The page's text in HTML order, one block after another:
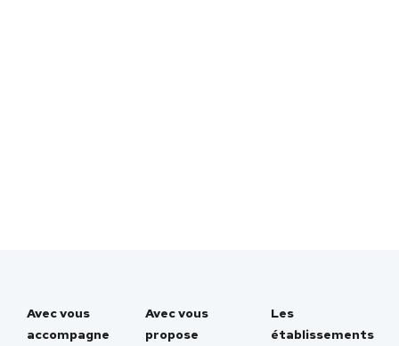
Avec vous
accompagne
Avec vous
propose
Les
établissements